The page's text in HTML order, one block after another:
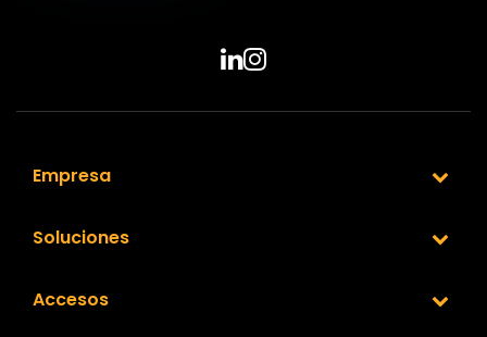
Empresa
Soluciones
Accesos